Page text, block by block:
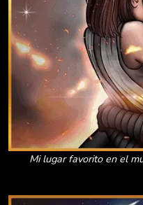
Mi lugar favorito en el